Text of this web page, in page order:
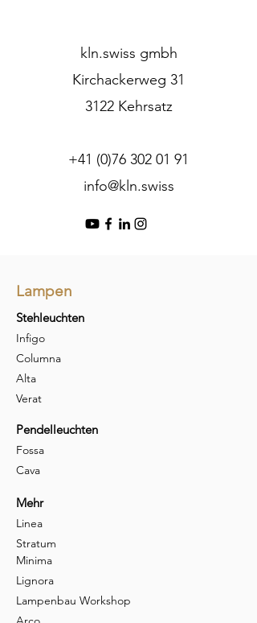
kln.swiss gmbh
Kirchackerweg 31
3122 Kehrsatz
+41 (0)76 302 01 91
info@kln.swiss
Lampen
Stehleuchten
Infigo
Columna
Alta
Verat
Pendelleuchten
Fossa
Cava
Mehr
Linea
Stratum
Minima
Lignora
Lampenbau Workshop